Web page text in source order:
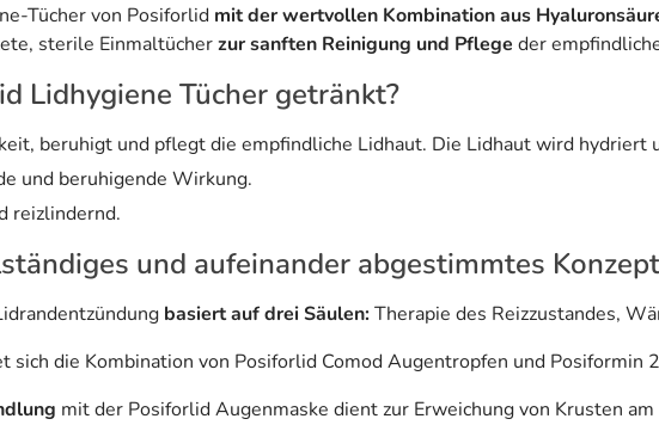
Tücher von Posiforlid mit der wertvollen Kombination aus
sterile Einmaltücherzur sanften Reinigung und Pflege der
Lidhygiene Tücher getränkt?
beruhigt und pflegt die empfindliche Lidhaut. Die Lidhaut wird hydriert
und beruhigende Wirkung.
reizlindernd.
und aufeinander abgestimmtes
basiert auf drei Säulen:Therapie des Reizzustandes,
sich die Kombination von Posiforlid Comod Augentropfen und Posiformin
mit der Posiforlid Augenmaske dient zur Erweichung von Krusten am